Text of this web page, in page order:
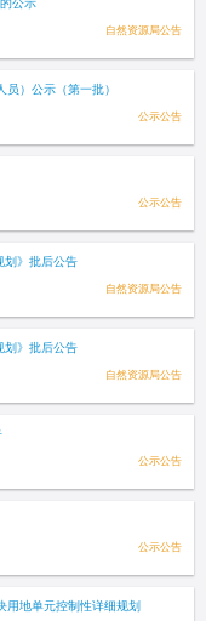
自然资源局公告
）公示（第一批）
公示公告
公示公告
划》批后公告
自然资源局公告
划》批后公告
自然资源局公告
公示公告
公示公告
用地单元控制性详细规划